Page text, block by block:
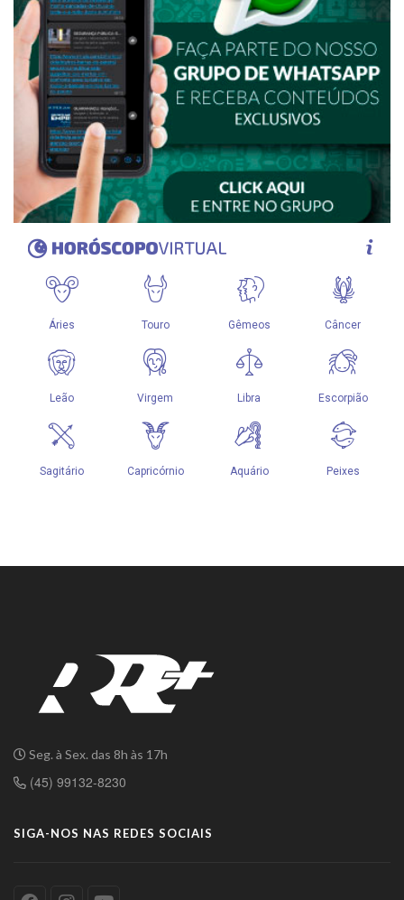
Seg. à Sex. das 8h às 17h
(45) 99132-8230
SIGA-NOS NAS REDES SOCIAIS